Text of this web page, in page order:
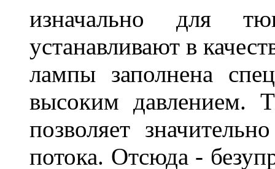
изначально для
устанавливают в
лампы заполнена
высоким давлением.
позволяет
потока. Отсюда -